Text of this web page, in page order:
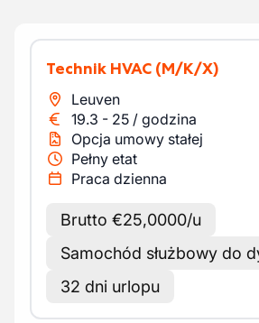
Technik HVAC (M/K/X)
Leuven
19.3 - 25 / godzina
Opcja umowy stałej
Pełny etat
Praca dzienna
Brutto €25,0000/u
Samochód służbowy do
32 dni urlopu